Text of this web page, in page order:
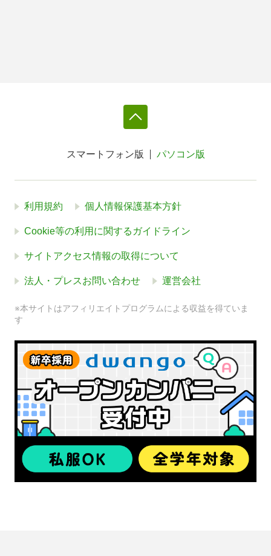
スマートフォン版 パソコン版
利用規約 個人情報保護基本方針
Cookie等の利用に関するガイドライン
サイトアクセス情報の取得について
法人・プレスお問い合わせ 運営会社
※本サイトはアフィリエイトプログラムによる収益を得ていま
す